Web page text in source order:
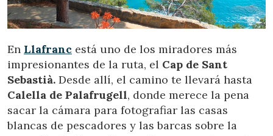
En Llafranc está uno de los miradores más
impresionantes de la ruta, el Cap de Sant
Sebastià. Desde allí, el camino te llevará hasta
Calella de Palafrugell, donde merece la pena
sacar la cámara para fotografiar las casas
blancas de pescadores y las barcas sobre la